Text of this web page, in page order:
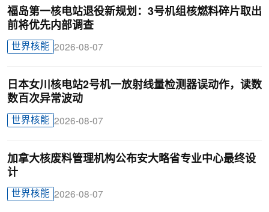
福岛第一核电站退役新规划：3号机组核燃料碎片取出
前将优先内部调查
世界核能 2026-08-07
日本女川核电站2号机一放射线量检测器误动作，读数
数百次异常波动
世界核能 2026-08-07
加拿大核废料管理机构公布安大略省专业中心最终设
计
世界核能 2026-08-07